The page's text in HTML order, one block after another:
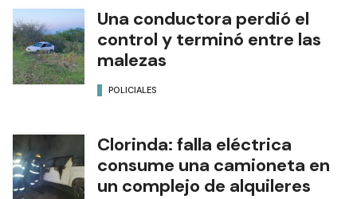
Una conductora perdió el
control y terminó entre las
malezas
POLICIALES
Clorinda: falla eléctrica
consume una camioneta en
un complejo de alquileres